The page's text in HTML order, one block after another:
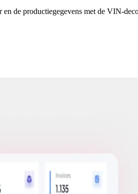
de productiegegevens met de VIN-